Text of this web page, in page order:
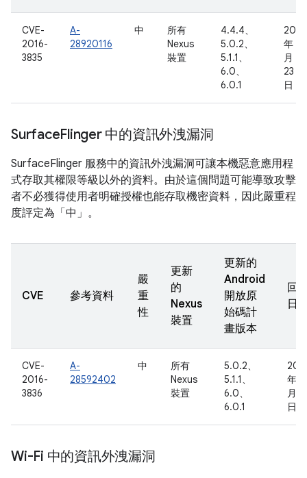
CVE-
2016-
3835
A-
28920116
中
所有
Nexus
裝置
4.4.4、
5.0.2、
5.1.1、
6.0、
6.0.1
2016
年 5
月
23
日
SurfaceFlinger 中的資訊外洩漏洞
SurfaceFlinger 服務中的資訊外洩漏洞可讓本機惡意應用程
式存取其權限等級以外的資料。由於這個問題可能導致攻擊
者不必獲得使用者明確授權也能存取機密資料，因此嚴重程
度評定為「中」。
CVE 參考資料
嚴
重
性
更新
的
Nexus
裝置
更新的
Android
開放原
始碼計
畫版本
回
日
CVE-
2016-
3836
A-
28592402
中
所有
Nexus
裝置
5.0.2、
5.1.1、
6.0、
6.0.1
年 5
月 4
日
Wi-Fi 中的資訊外洩漏洞